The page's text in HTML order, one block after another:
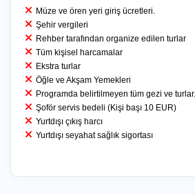
Müze ve ören yeri giriş ücretleri.
Şehir vergileri
Rehber tarafından organize edilen turlar
Tüm kişisel harcamalar
Ekstra turlar
Öğle ve Akşam Yemekleri
Programda belirtilmeyen tüm gezi ve turlar.
Şoför servis bedeli (Kişi başı 10 EUR)
Yurtdışı çıkış harcı
Yurtdışı seyahat sağlık sigortası